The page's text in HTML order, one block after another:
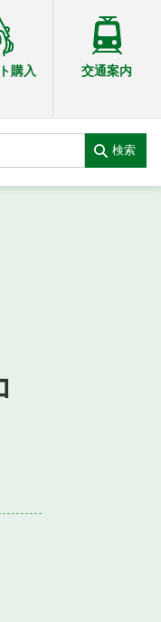
購入 交通案内
検索